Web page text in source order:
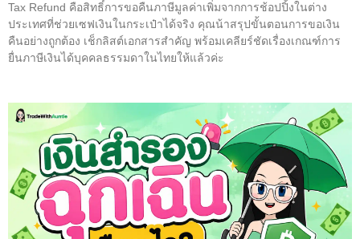
Tax Refund คือสิทธิ์การขอคืนภาษีมูลค่าเพิ่มจากการช้อปปิ้งในต่าง
ประเทศที่ช่วยเซฟเงินในกระเป๋าได้จริง คุณน้าสรุปขั้นตอนการขอเงิน
คืนอย่างถูกต้อง เช็กลิสต์เอกสารสำคัญ พร้อมเคลียร์ชัดเรื่องเกณฑ์การ
ยื่นภาษีเงินได้บุคคลธรรมดาในไทยให้แล้วค่ะ